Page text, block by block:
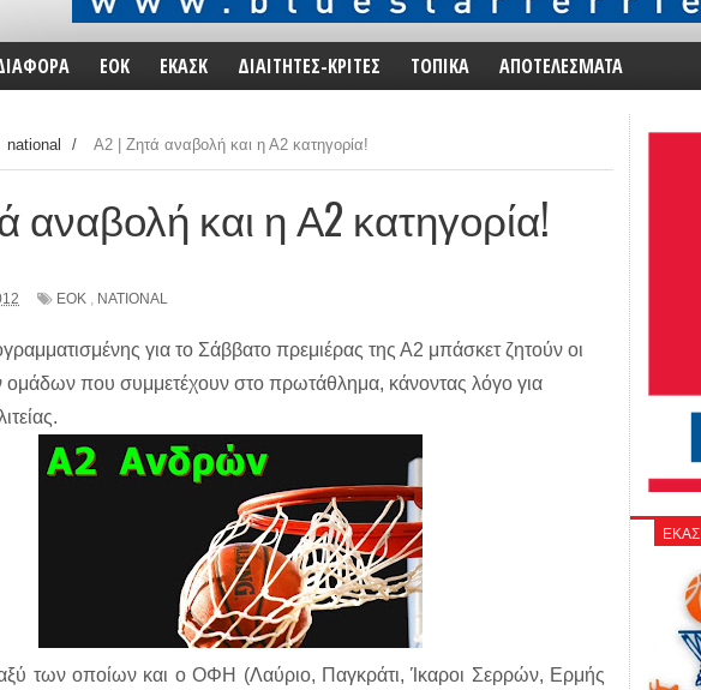
ΕΟΚ ΕΚΑΣΚ ΔΙΑΙΤΗΤΕΣ-ΚΡΙΤΕΣ ΤΟΠΙΚΑ ΑΠΟΤΕΛΕΣΜΑΤΑ
national / Α2 | Ζητά αναβολή και η Α2 κατηγορία!
αναβολή και η Α2 κατηγορία!
ΕΟΚ , NATIONAL
για το Σάββατο πρεμιέρας της Α2 μπάσκετ ζητούν οι
που συμμετέχουν στο πρωτάθλημα, κάνοντας λόγο για
των οποίων και ο ΟΦΗ (Λαύριο, Παγκράτι, Ίκαροι Σερρών, Ερμής